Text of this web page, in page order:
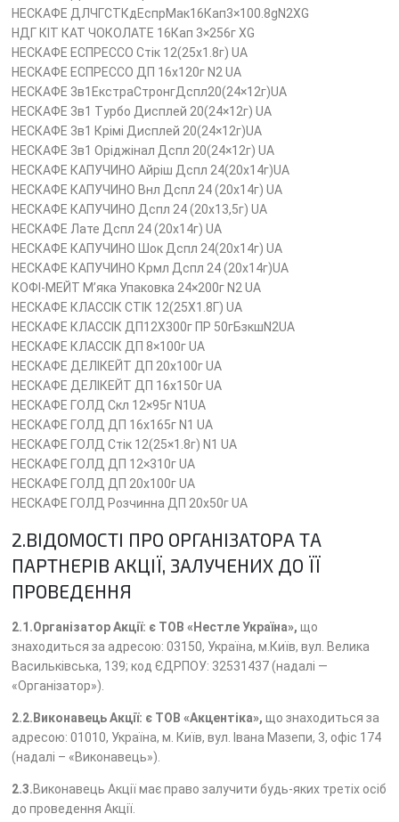
НЕСКАФЕ ДЛЧГСТКдЕспрМак16Кап3×100.8gN2XG
НДГ КІТ КАТ ЧОКОЛАТЕ 16Кап 3×256г XG
НЕСКАФЕ ЕСПРЕССО Стік 12(25х1.8г) UA
НЕСКАФЕ ЕСПРЕССО ДП 16х120г N2 UA
НЕСКАФЕ 3в1ЕкстраСтронгДспл20(24×12г)UA
НЕСКАФЕ 3в1 Турбо Дисплей 20(24×12г) UA
НЕСКАФЕ 3в1 Крімі Дисплей 20(24×12г)UA
НЕСКАФЕ 3в1 Оріджінал Дспл 20(24×12г) UA
НЕСКАФЕ КАПУЧИНО Айріш Дспл 24(20х14г)UA
НЕСКАФЕ КАПУЧИНО Внл Дспл 24 (20х14г) UA
НЕСКАФЕ КАПУЧИНО Дспл 24 (20х13,5г) UA
НЕСКАФЕ Лате Дспл 24 (20х14г) UA
НЕСКАФЕ КАПУЧИНО Шок Дспл 24(20х14г) UA
НЕСКАФЕ КАПУЧИНО Крмл Дспл 24 (20х14г)UA
КОФI-МЕЙТ М’яка Упаковка 24×200г N2 UA
НЕСКАФЕ КЛАССІК СТІК 12(25X1.8Г) UA
НЕСКАФЕ КЛАСCІК ДП12Х300г ПР 50гБзкшN2UA
НЕСКАФЕ КЛАССІК ДП 8×100г UA
НЕСКАФЕ ДЕЛІКЕЙТ ДП 20х100г UA
НЕСКАФЕ ДЕЛІКЕЙТ ДП 16х150г UA
НЕСКАФЕ ГОЛД Скл 12×95г N1UA
НЕСКАФЕ ГОЛД ДП 16х165г N1 UA
НЕСКАФЕ ГОЛД Стік 12(25×1.8г) N1 UA
НЕСКАФЕ ГОЛД ДП 12×310г UA
НЕСКАФЕ ГОЛД ДП 20х100г UA
НЕСКАФЕ ГОЛД Розчинна ДП 20х50г UA
2.ВІДОМОСТІ ПРО ОРГАНІЗАТОРА ТА
ПАРТНЕРІВ АКЦІЇ, ЗАЛУЧЕНИХ ДО ЇЇ
ПРОВЕДЕННЯ
2.1.Організатор Акції: є ТОВ «Нестле Україна», що
знаходиться за адресою: 03150, Україна, м.Київ, вул. Велика
Васильківська, 139; код ЄДРПОУ: 32531437 (надалі —
«Організатор»).
2.2.Виконавець Акції: є ТОВ «Акцентіка», що знаходиться за
адресою: 01010, Україна, м. Київ, вул. Івана Мазепи, 3, офіс 174
(надалі – «Виконавець»).
2.3.Виконавець Акції має право залучити будь-яких третіх осіб
до проведення Акції.